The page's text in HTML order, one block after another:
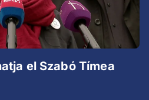
el Szabó Tímea